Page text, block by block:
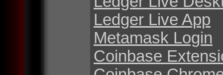
Ledger Live App
Metamask Login
Coinbase